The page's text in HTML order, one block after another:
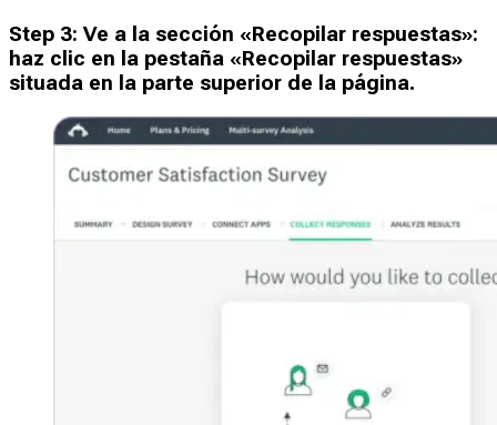
Step 3: Ve a la sección «Recopilar respuestas»:
haz clic en la pestaña «Recopilar respuestas»
situada en la parte superior de la página.